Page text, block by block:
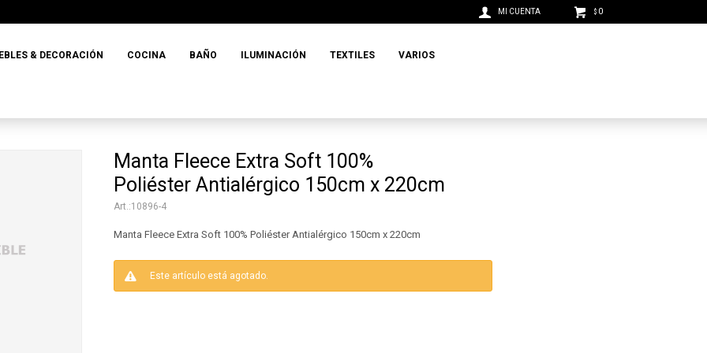
& DECORACIÓN COCINA BAÑO ILUMINACIÓN TEXTILES VARIOS
$ 0
Manta Fleece Extra Soft 100%
Poliéster Antialérgico 150cm x 220cm
10896-4
Manta Fleece Extra Soft 100% Poliéster Antialérgico 150cm x 220cm
Este artículo está agotado.